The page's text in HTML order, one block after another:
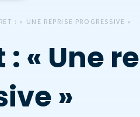
: « UNE REPRISE PROGRESSIVE »
« Une
»